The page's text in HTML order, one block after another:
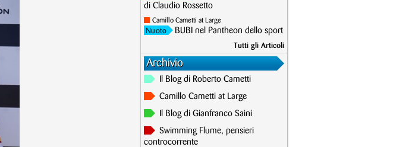
di Claudio Rossetto
Camillo Cametti at Large
Nuoto BUBI nel Pantheon dello sport
Tutti gli Articoli
Archivio
Il Blog di Roberto Cametti
Camillo Cametti at Large
Il Blog di Gianfranco Saini
Swimming Flume, pensieri
controcorrente